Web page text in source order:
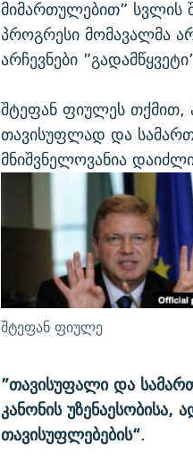
მიმართულებით” სვლის
პროგრესი მომავალმა
არჩევნები
შტეფან ფიულეს თქმით,
თავისუფლად და
მნიშვნელოვანია
შტეფან ფიულე
”თავისუფალი და
კანონის უზენაესობისა,
თავისუფლებების“.